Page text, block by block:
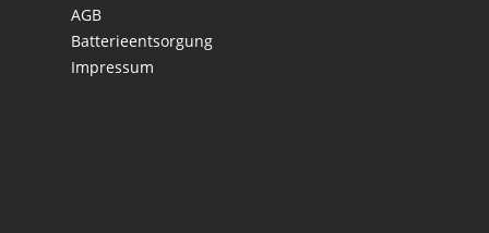
AGB
Batterieentsorgung
Impressum